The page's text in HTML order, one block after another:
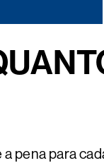
pena para